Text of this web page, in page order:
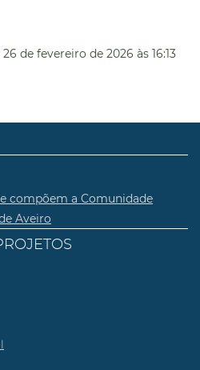
26 de fevereiro de 2026 às 16:13
compõem a Comunidade
Aveiro